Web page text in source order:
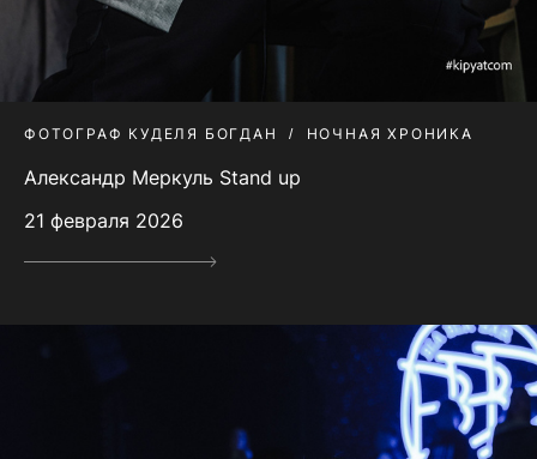
ФОТОГРАФ КУДЕЛЯ БОГДАН НОЧНАЯ ХРОНИКА
Александр Меркуль Stand up
21 февраля 2026